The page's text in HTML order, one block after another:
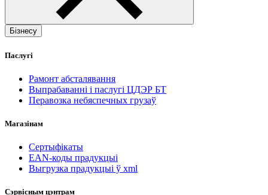
Бізнесу
Паслугі
Рамонт абсталявання
Выпрабаванні і паслугі ЦДЭР БТ
Перавозка небяспечных грузаў
Магазінам
Сертыфікаты
EAN-коды прадукцыі
Выгрузка прадукцыі ў xml
Сэрвісным цэнтрам